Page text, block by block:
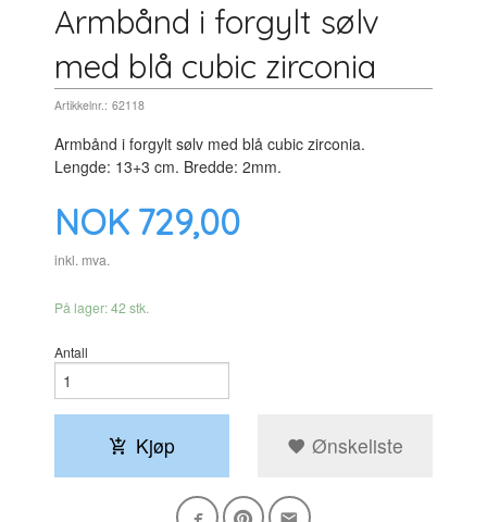
Armbånd i forgylt sølv
med blå cubic zirconia
Artikkelnr.: 62118
Armbånd i forgylt sølv med blå cubic zirconia.
Lengde: 13+3 cm. Bredde: 2mm.
Pris
NOK 729,00
inkl. mva.
På lager: 42 stk.
Antall
Kjøp Ønskeliste